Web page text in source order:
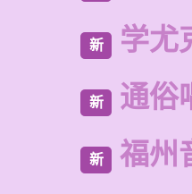
新 学尤
新 通俗
新 福州